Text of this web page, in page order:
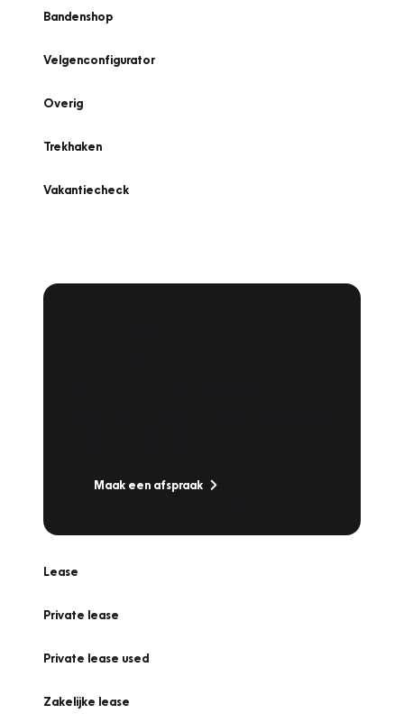
Bandenshop
Velgenconfigurator
Overig
Trekhaken
Vakantiecheck
Maak een afspraak
Lease
Private lease
Private lease used
Zakelijke lease